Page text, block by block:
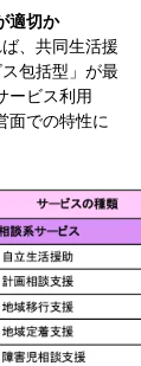
適切か
、共同生活援
包括型」が最
ービス利用
面での特性に